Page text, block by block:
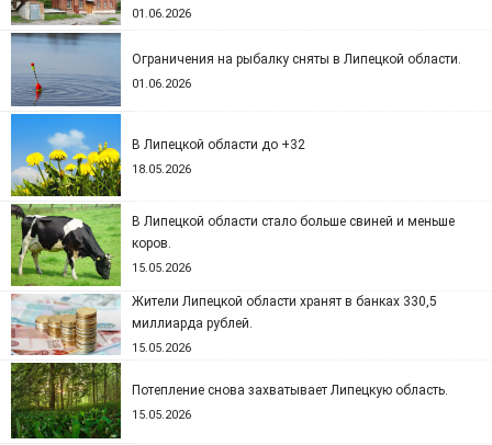
01.06.2026
Ограничения на рыбалку сняты в Липецкой области.
01.06.2026
В Липецкой области до +32
18.05.2026
В Липецкой области стало больше свиней и меньше
коров.
15.05.2026
Жители Липецкой области хранят в банках 330,5
миллиарда рублей.
15.05.2026
Потепление снова захватывает Липецкую область.
15.05.2026